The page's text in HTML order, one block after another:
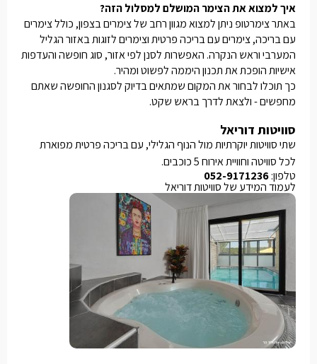
איך למצוא את הצימר המושלם למסלול הזה?
באתר צימרטופ ניתן למצוא מגוון רחב של צימרים בצפון, כולל צימרים
עם בריכה, צימרים עם בריכה פרטית וצימרים לזוגות באזור הגליל
המערבי וראש הנקרה. האפשרות לסנן לפי אזור, סוג חופשה והעדפות
אישיות הופכת את תכנון היממה לפשוט ומהיר.
כך תוכלו לבחור את המקום שמתאים בדיוק לסגנון החופשה שאתם
מחפשים - ולצאת לדרך בראש שקט.
סוויטות דוריאל
שתי סוויטות יוקרתיות מול הנוף הגלילי, עם בריכה פרטית מפוארת
לכל סוויטה וחוויית אירוח 5 כוכבים.
טלפון:052-9171236
לעמוד המידע של סוויטות דוריאל